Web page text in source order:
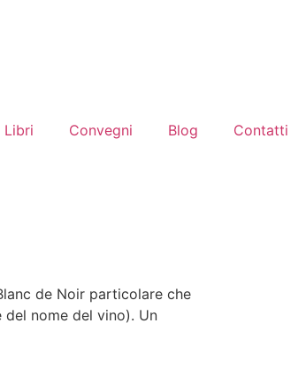
Libri Convegni Blog Contatti
de Noir particolare che
nome del vino). Un